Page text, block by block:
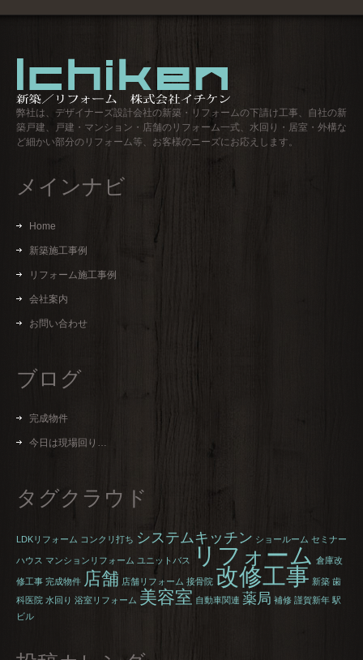
弊社は、デザイナーズ設計会社の新築・リフォームの下請け工事、自社の新
築戸建、戸建・マンション・店舗のリフォーム一式、水回り・居室・外構な
ど細かい部分のリフォーム等、お客様のニーズにお応えします。
メインナビ
Home
新築施工事例
リフォーム施工事例
会社案内
お問い合わせ
ブログ
完成物件
今日は現場回り…
タグクラウド
LDKリフォーム コンクリ打ち システムキッチン ショールーム セミナー
ハウス マンションリフォーム ユニットバス リフォーム 倉庫改
修工事 完成物件 店舗 店舗リフォーム 接骨院 改修工事 新築 歯
科医院 水回り 浴室リフォーム 美容室 自動車関連 薬局 補修 謹賀新年 駅
ビル